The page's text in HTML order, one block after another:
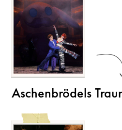
Aschenbrödels